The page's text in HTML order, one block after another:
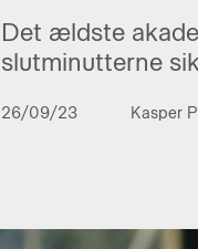
Det ældste
slutminutterne
26/09/23 Kasper